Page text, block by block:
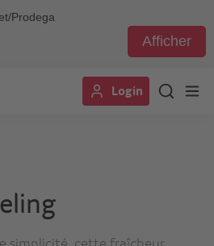
Prodega
Afficher
Login